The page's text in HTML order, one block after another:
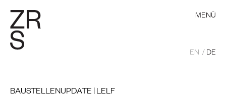
MENÜ
EN DE
BAUSTELLENUPDATE | LELF